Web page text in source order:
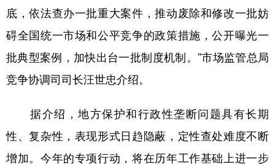
彩票 娱乐 时尚 悦读
公益 一带一路
地方频道
底，依法查办一批重大案件，推动废除和修改一批妨
碍全国统一市场和公平竞争的政策措施，公开曝光一
批典型案例，加快出台一批制度机制。”市场监管总局
竞争协调司司长汪世忠介绍。
据介绍，地方保护和行政性垄断问题具有长期
性、复杂性，表现形式日趋隐蔽，定性查处难度不断
增加。今年的专项行动，将在历年工作基础上进一步